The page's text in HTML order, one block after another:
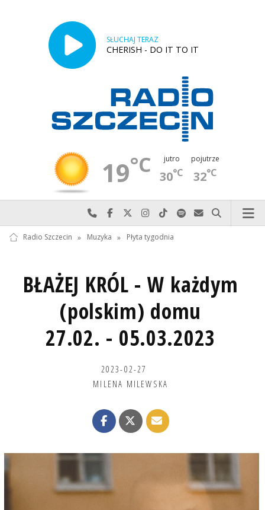
SŁUCHAJ TERAZ
CHERISH - DO IT TO IT
19°C jutro
30°C
pojutrze
32°C
Najlepiej po prostu do nas zadzwoń
Odwiedź nas na Facebook-u
Odwiedź nas na X
Odwiedź nas na Instagram-ie
Odwiedź nas na TikTok-u
Szukaj nas na Spotify
Wyślij do nas
Szukaj
Radio Szczecin » Muzyka » Płyta tygodnia
BŁAŻEJ KRÓL - W każdym
(polskim) domu
27.02. - 05.03.2023
2023-02-27
MILENA MILEWSKA